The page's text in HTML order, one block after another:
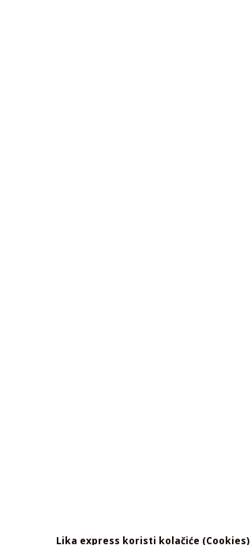
Lika express koristi kolačiće (Cookies)